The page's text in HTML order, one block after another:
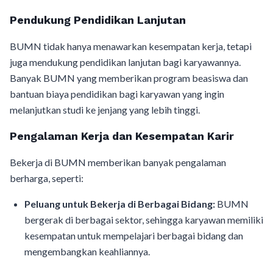
Pendukung Pendidikan Lanjutan
BUMN tidak hanya menawarkan kesempatan kerja, tetapi
juga mendukung pendidikan lanjutan bagi karyawannya.
Banyak BUMN yang memberikan program beasiswa dan
bantuan biaya pendidikan bagi karyawan yang ingin
melanjutkan studi ke jenjang yang lebih tinggi.
Pengalaman Kerja dan Kesempatan Karir
Bekerja di BUMN memberikan banyak pengalaman
berharga, seperti:
Peluang untuk Bekerja di Berbagai Bidang: BUMN
bergerak di berbagai sektor, sehingga karyawan memiliki
kesempatan untuk mempelajari berbagai bidang dan
mengembangkan keahliannya.